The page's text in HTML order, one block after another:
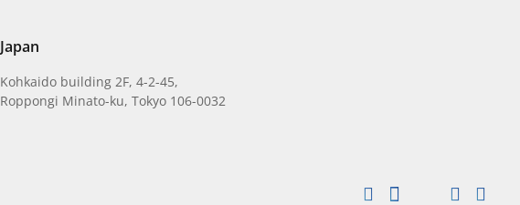
Japan
Kohkaido building 2F, 4-2-45,
Roppongi Minato-ku, Tokyo 106-0032